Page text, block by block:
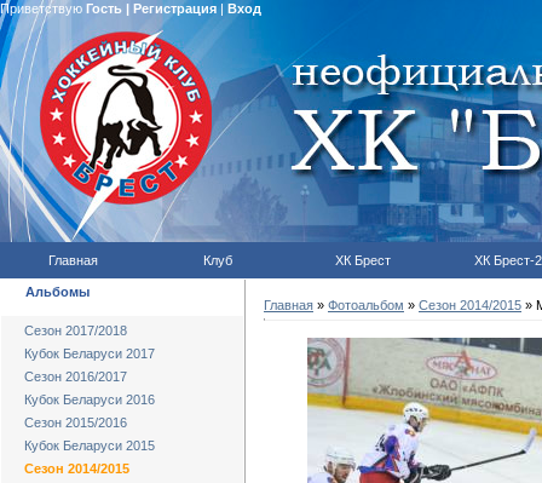
Приветствую Гость | Регистрация| Вход
Главная Клуб ХК Брест ХК Брест-2
Альбомы
Сезон 2017/2018
Кубок Беларуси 2017
Сезон 2016/2017
Кубок Беларуси 2016
Сезон 2015/2016
Кубок Беларуси 2015
Сезон 2014/2015
Главная » Фотоальбом » Сезон 2014/2015 »